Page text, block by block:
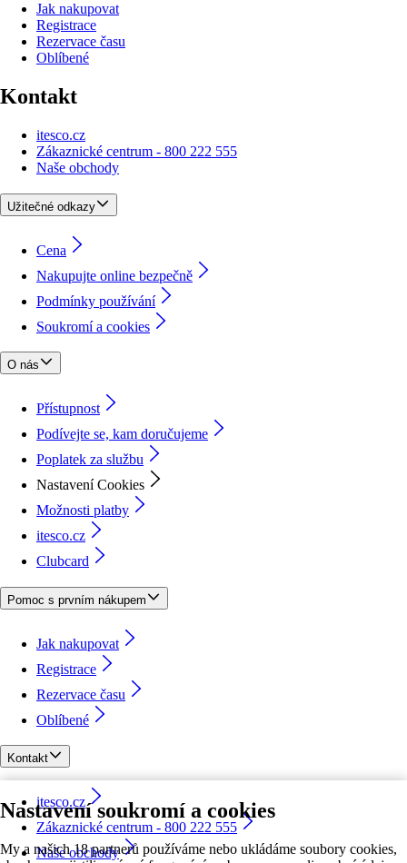
Nastavení soukromí a cookies
My a našich 18 partnerů používáme nebo ukládáme soubory cookies,
Jak nakupovat
Registrace
Rezervace času
Oblíbené
Kontakt
itesco.cz
Zákaznické centrum - 800 222 555
Naše obchody
Užitečné odkazy
Cena
Nakupujte online bezpečně
Podmínky používání
Soukromí a cookies
O nás
Přístupnost
Podívejte se, kam doručujeme
Poplatek za službu
Nastavení Cookies
Možnosti platby
itesco.cz
Clubcard
Pomoc s prvním nákupem
Jak nakupovat
Registrace
Rezervace času
Oblíbené
Kontakt
itesco.cz
Zákaznické centrum - 800 222 555
Naše obchody